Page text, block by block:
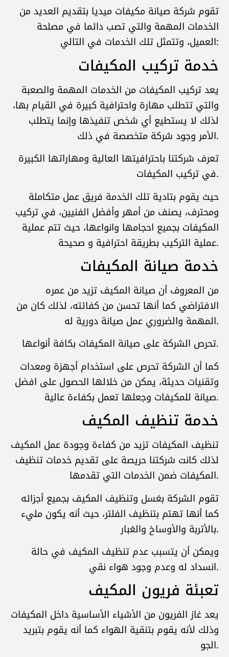
تقوم شركة صيانة مكيفات ميديا بتقديم العديد من
الخدمات المهمة والتي تصب دائما في مصلحة
العميل، وتتمثل تلك الخدمات في التالي:
خدمة تركيب المكيفات
يعد تركيب المكيفات من الخدمات المهمة والصعبة
والتي تتطلب مهارة واحترافية كبيرة في القيام بها،
لذلك لا يستطيع أي شخص تنفيذها وإنما يتطلب
الأمر وجود شركة متخصصة في ذلك.
تعرف شركتنا باحترافيتها العالية ومهاراتها الكبيرة
في تركيب المكيفات.
حيث يقوم بتادية تلك الخدمة فريق عمل متكاملة
ومحترف، يصنف من أمهر وأفضل الفنيين، في تركيب
المكيفات بجميع احجامها وانواعها، حيث تتم عملية
عملية التركيب بطريقة احترافية و صحيحة.
خدمة صيانة المكيفات
من المعروف أن صيانة المكيف تزيد من عمره
الافتراضي كما أنها تحسن من كفائته، لذلك كان من
المهمة والضروري عمل صيانة دورية له.
تحرص الشركة على صيانة المكيفات بكافة أنواعها.
كما أن الشركة تحرص على استخدام أجهزة ومعدات
وتقنيات حديثة، يمكن من خلالها الحصول على افضل
صيانة للمكيفات وجعلها تعمل بكفاءة عالية.
خدمة تنظيف المكيف
تنظيف المكيفات تزيد من كفاءة وجودة عمل المكيف
لذلك كانت شركتنا حريصة على تقديم خدمات تنظيف
المكيفات ضمن الخدمات التي تقدمها.
تقوم الشركة بغسل وتنظيف المكيف بجميع أجزائه
كما أنها تهتم بتنظيف الفلتر، حيث أنه يكون مليء
بالأتربة والأوساخ والغبار.
ويمكن أن يتسبب عدم تنظيف المكيف في حالة
انسداد له وعدم وجود هواء نقي.
تعبئة فريون المكيف
يعد غاز الفريون من الأشياء الأساسية داخل المكيفات
وذلك لأنه يقوم بتنقية الهواء كما أنه يقوم بتبريد
الجو.